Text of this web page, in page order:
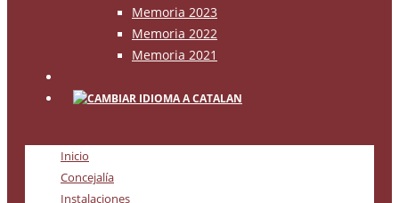
Memoria 2023
Memoria 2022
Memoria 2021
Inicio
Concejalía
Instalaciones